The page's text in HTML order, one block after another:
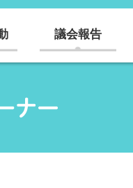
議会報告